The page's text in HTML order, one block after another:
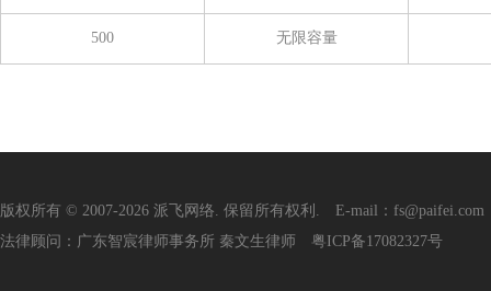
500 无限容量
版权所有 © 2007-2026 派飞网络. 保留所有权利. E-mail：fs@paifei.com
法律顾问：广东智宸律师事务所 秦文生律师 粤ICP备17082327号